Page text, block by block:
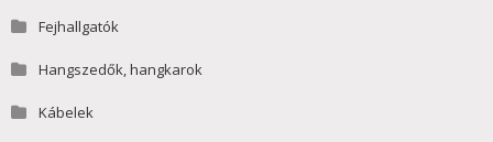
Fejhallgatók
Hangszedők, hangkarok
Kábelek